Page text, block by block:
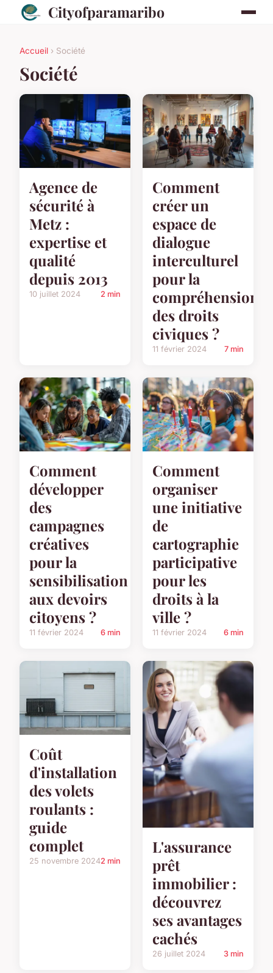
Cityofparamaribo
Accueil › Société
Société
Agence de
sécurité à
Metz :
expertise et
qualité
depuis 2013
10 juillet 2024 2 min
Comment
créer un
espace de
dialogue
interculturel
pour la
compréhension
des droits
civiques ?
11 février 2024 7 min
Comment
développer
des
campagnes
créatives
pour la
sensibilisation
aux devoirs
citoyens ?
11 février 2024 6 min
Comment
organiser
une initiative
de
cartographie
participative
pour les
droits à la
ville ?
11 février 2024 6 min
Coût
d'installation
des volets
roulants :
guide
complet
25 novembre 20242 min
L'assurance
prêt
immobilier :
découvrez
ses avantages
cachés
26 juillet 2024 3 min